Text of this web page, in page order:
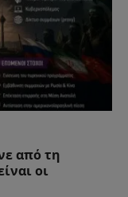
από τη
οι